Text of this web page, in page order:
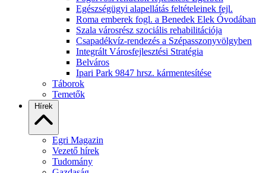
Egészségügyi alapellátás feltételeinek fejl.
Roma emberek fogl. a Benedek Elek Óvodában
Szala városrész szociális rehabilitációja
Csapadékvíz-rendezés a Szépasszonyvölgyben
Integrált Városfejlesztési Stratégia
Belváros
Ipari Park 9847 hrsz. kármentesítése
Táborok
Temetők
Hírek
Egri Magazin
Vezető hírek
Tudomány